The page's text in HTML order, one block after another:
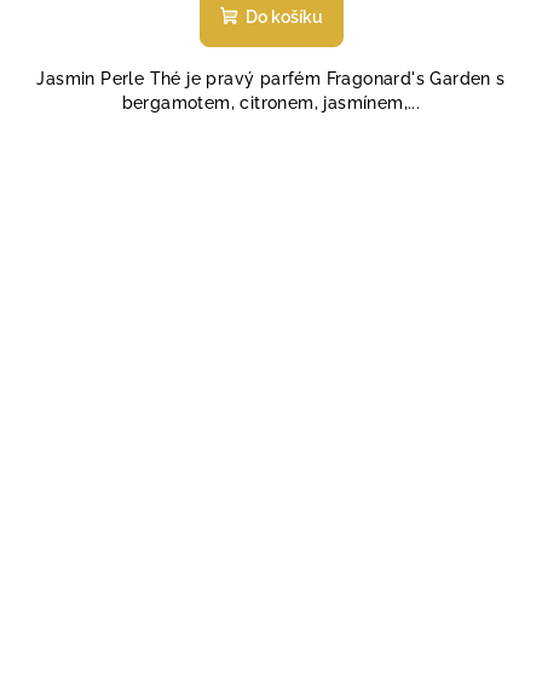
produktu
z
5
Do košíku
Jasmin Perle Thé je pravý parfém Fragonard's Garden s
bergamotem, citronem, jasmínem,...